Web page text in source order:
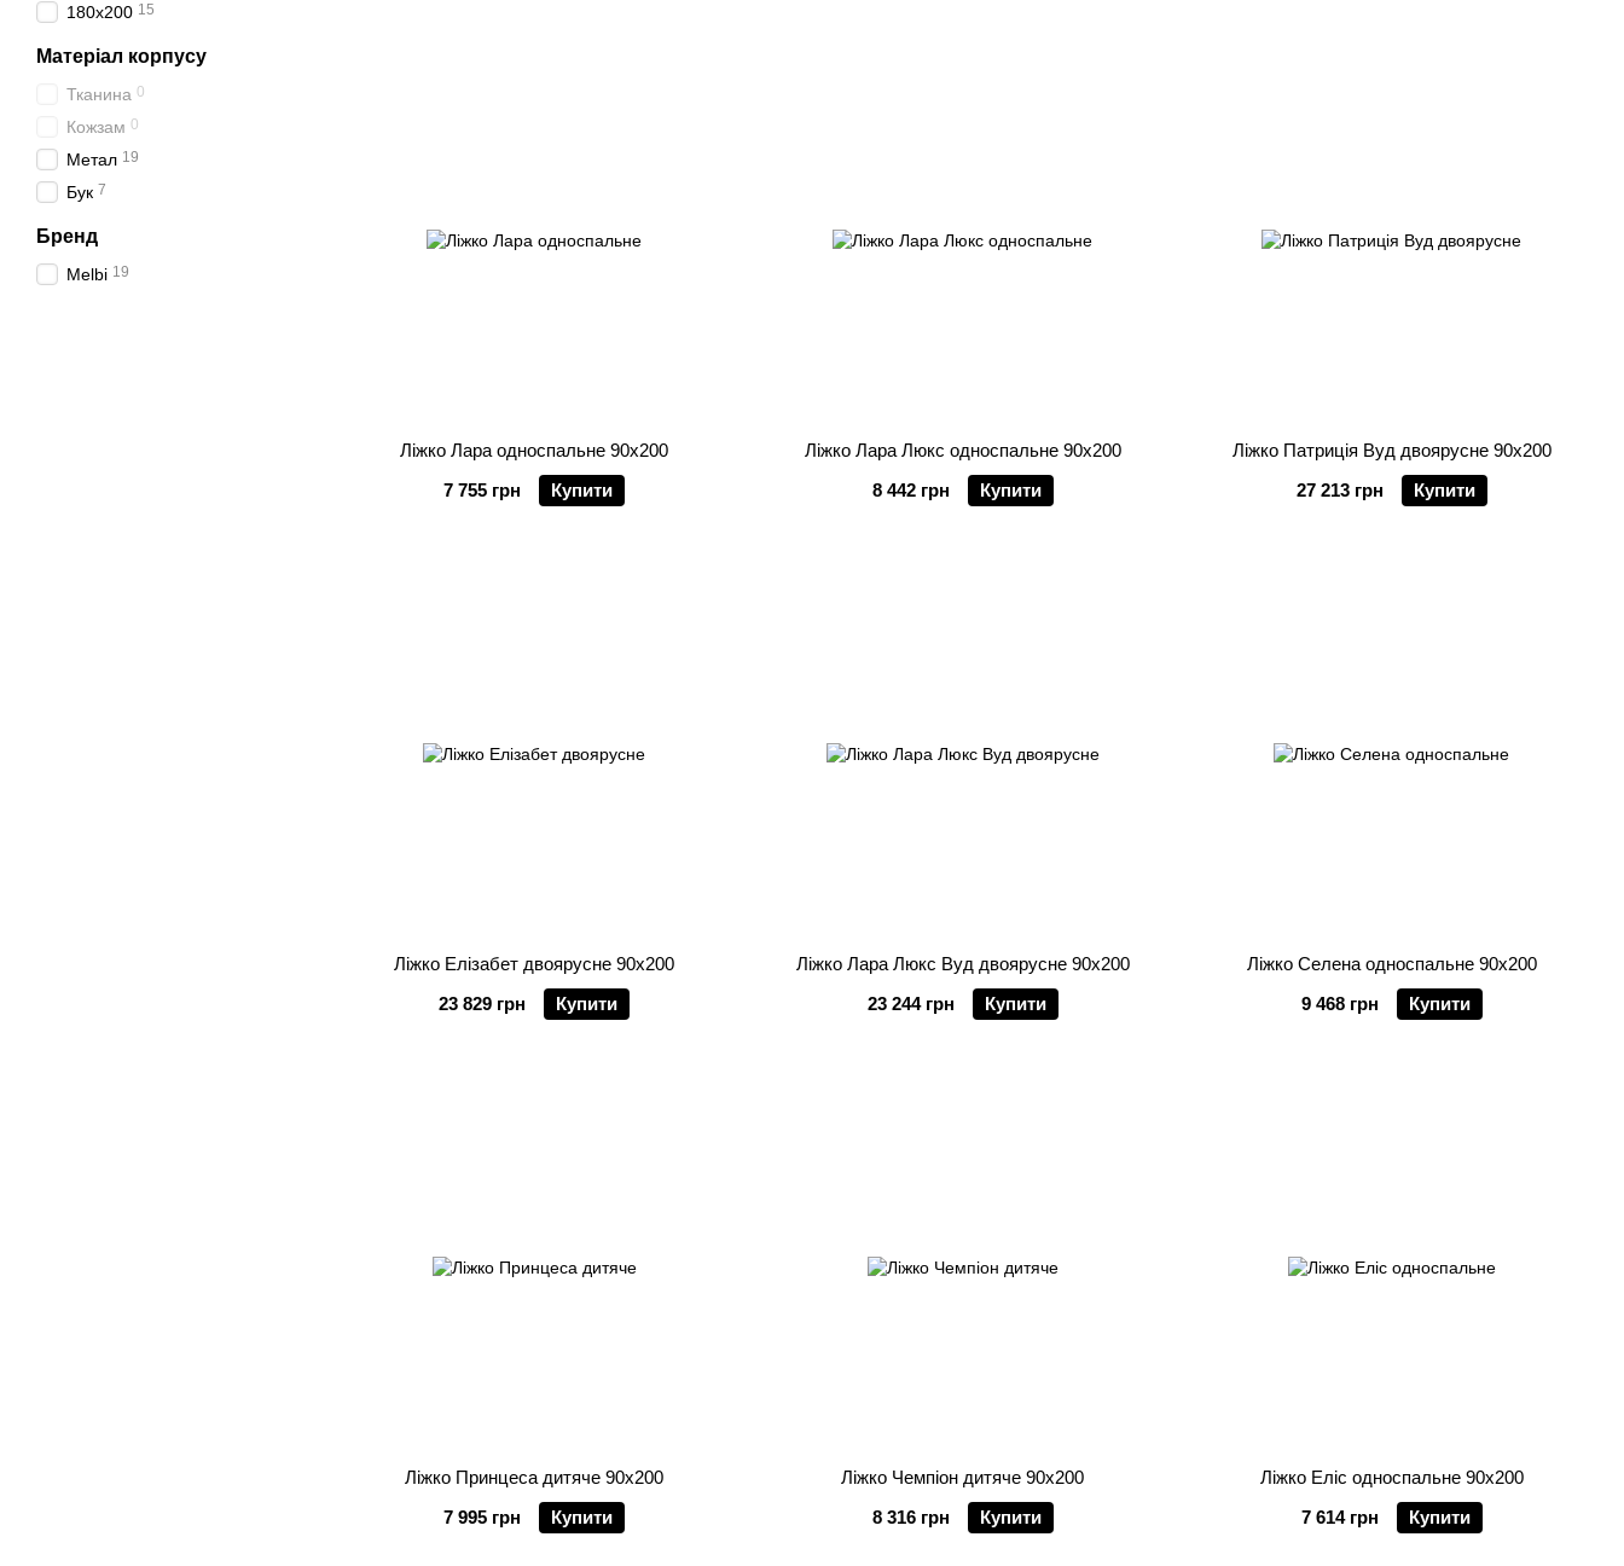
Ліжко Лара односпальне 90х200
7 755 грн
Купити
Ліжко Лара Люкс односпальне 90х200
8 442 грн
Купити
Ліжко Патриція Вуд двоярусне 90х200
27 213 грн
Купити
Ліжко Елізабет двоярусне 90х200
23 829 грн
Купити
Ліжко Лара Люкс Вуд двоярусне 90х200
23 244 грн
Купити
Ліжко Селена односпальне 90х200
9 468 грн
Купити
Ліжко Принцеса дитяче 90х200
7 995 грн
Купити
Ліжко Чемпіон дитяче 90х200
8 316 грн
Купити
Ліжко Еліс односпальне 90х200
7 614 грн
Купити
180х200 15
Матеріал корпусу
Тканина 0
Кожзам 0
Метал 19
Бук 7
Бренд
Melbi 19